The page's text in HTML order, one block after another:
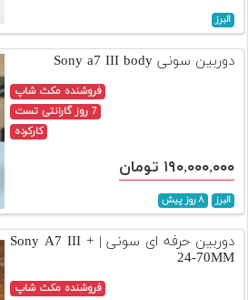
و
تجهیزات
مکث
دست
دوم
لیست
قیمت
دوربین
البرز
دوربین سونی Sony a7 III body
فروشنده مکث شاپ
7 روز گارانتی تست
کارکرده
۱۹۰,۰۰۰,۰۰۰ تومان
البرز ۸ روز پیش
دوربین حرفه ای سونی | Sony A7 III +
24-70MM
فروشنده مکث شاپ